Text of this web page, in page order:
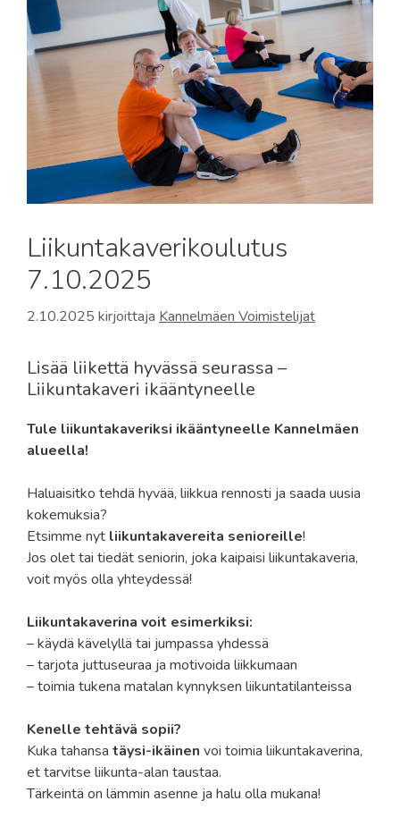
Liikuntakaverikoulutus
7.10.2025
2.10.2025 kirjoittaja Kannelmäen Voimistelijat
Lisää liikettä hyvässä seurassa –
Liikuntakaveri ikääntyneelle
Tule liikuntakaveriksi ikääntyneelle Kannelmäen
alueella!
Haluaisitko tehdä hyvää, liikkua rennosti ja saada uusia
kokemuksia?
Etsimme nyt liikuntakavereita senioreille!
Jos olet tai tiedät seniorin, joka kaipaisi liikuntakaveria,
voit myös olla yhteydessä!
Liikuntakaverina voit esimerkiksi:
– käydä kävelyllä tai jumpassa yhdessä
– tarjota juttuseuraa ja motivoida liikkumaan
– toimia tukena matalan kynnyksen liikuntatilanteissa
Kenelle tehtävä sopii?
Kuka tahansa täysi-ikäinen voi toimia liikuntakaverina,
et tarvitse liikunta-alan taustaa.
Tärkeintä on lämmin asenne ja halu olla mukana!